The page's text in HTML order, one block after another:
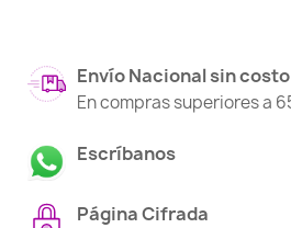
Envío Nacional sin
En compras superiores a
Escríbanos
Página Cifrada